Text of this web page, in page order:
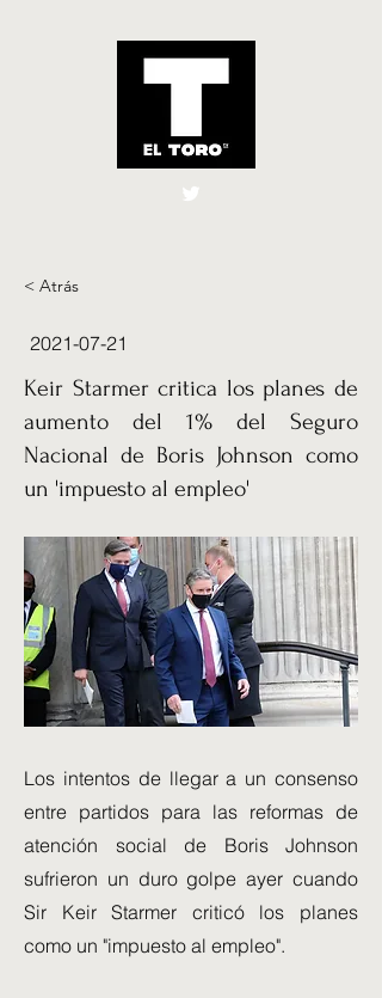
El Toro España
< Atrás
2021-07-21
Keir Starmer critica los planes de
aumento del 1% del Seguro
Nacional de Boris Johnson como
un 'impuesto al empleo'
Los intentos de llegar a un consenso
entre partidos para las reformas de
atención social de Boris Johnson
sufrieron un duro golpe ayer cuando
Sir Keir Starmer criticó los planes
como un "impuesto al empleo".